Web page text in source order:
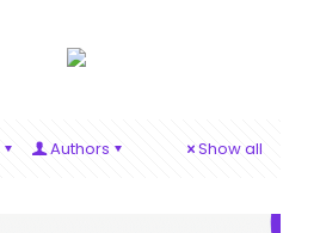
Authors Show all